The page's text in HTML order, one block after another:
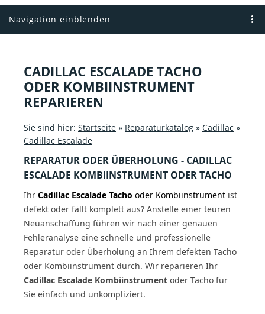
Navigation einblenden
CADILLAC ESCALADE TACHO
ODER KOMBIINSTRUMENT
REPARIEREN
Sie sind hier: Startseite » Reparaturkatalog » Cadillac »
Cadillac Escalade
REPARATUR ODER ÜBERHOLUNG - CADILLAC
ESCALADE KOMBIINSTRUMENT ODER TACHO
Ihr Cadillac Escalade Tacho oder Kombiinstrument ist
defekt oder fällt komplett aus? Anstelle einer teuren
Neuanschaffung führen wir nach einer genauen
Fehleranalyse eine schnelle und professionelle
Reparatur oder Überholung an Ihrem defekten Tacho
oder Kombiinstrument durch. Wir reparieren Ihr
Cadillac Escalade Kombiinstrument oder Tacho für
Sie einfach und unkompliziert.